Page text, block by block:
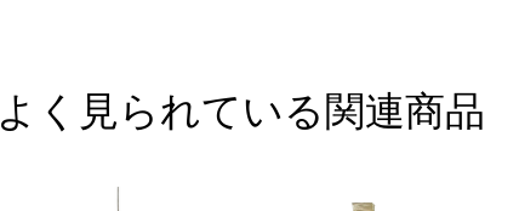
よく見られている関連商品